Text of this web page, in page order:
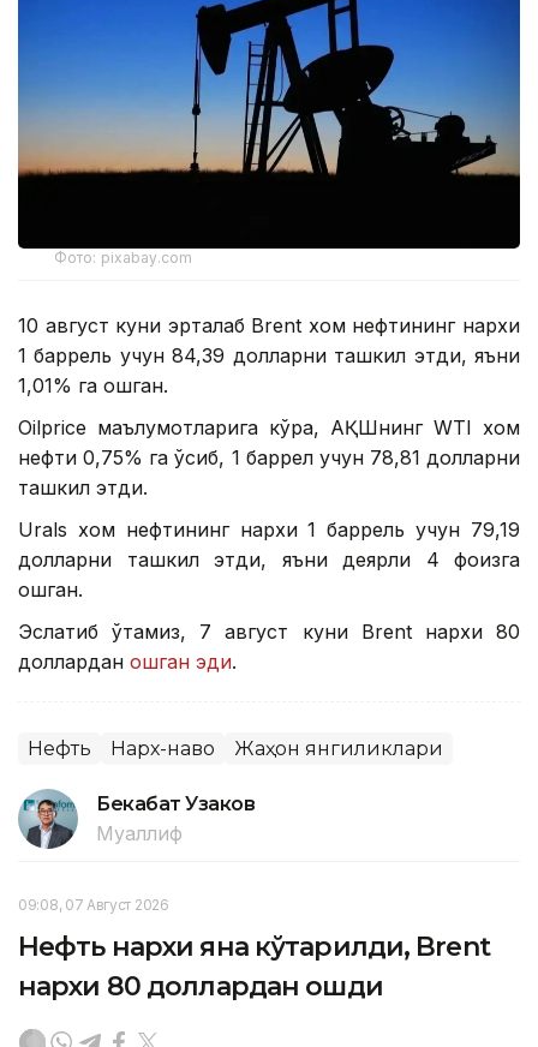
Фото: pixabay.com
10 август куни эрталаб Brent хом нефтининг нархи
1 баррель учун 84,39 долларни ташкил этди, яъни
1,01% га ошган.
Oilprice маълумотларига кўра, АҚШнинг WТI хом
нефти 0,75% га ўсиб, 1 баррел учун 78,81 долларни
ташкил этди.
Urals хом нефтининг нархи 1 баррель учун 79,19
долларни ташкил этди, яъни деярли 4 фоизга
ошган.
Эслатиб ўтамиз, 7 август куни Brent нархи 80
доллардан ошган эди.
Нефть Нарх-наво Жаҳон янгиликлари
Бекабат Узаков
Муаллиф
09:08, 07 Август 2026
Нефть нархи яна кўтарилди, Brent
нархи 80 доллардан ошди